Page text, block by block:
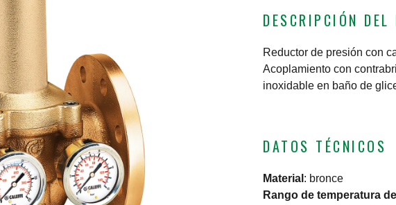
DESCRIPCIÓN DEL
Reductor de presión con
Acoplamiento con
inoxidable en baño de
DATOS TÉCNICOS
Material : bronce
Rango de temperatura